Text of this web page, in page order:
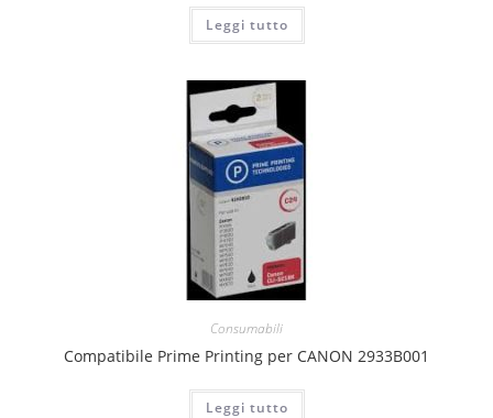
Leggi tutto
Consumabili
Compatibile Prime Printing per CANON 2933B001
Leggi tutto